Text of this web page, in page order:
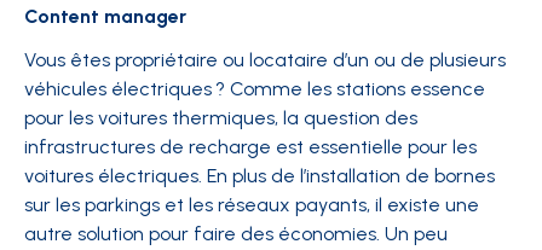
Content manager
Vous êtes propriétaire ou locataire d’un ou de plusieurs
véhicules électriques ? Comme les stations essence
pour les voitures thermiques, la question des
infrastructures de recharge est essentielle pour les
voitures électriques. En plus de l’installation de bornes
sur les parkings et les réseaux payants, il existe une
autre solution pour faire des économies. Un peu